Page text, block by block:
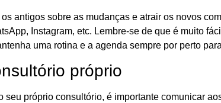
antigos sobre as mudanças e atrair os novos
Instagram, etc. Lembre-se de que é muito
uma rotina e a agenda sempre por perto
próprio
seu próprio consultório, é importante comunicar